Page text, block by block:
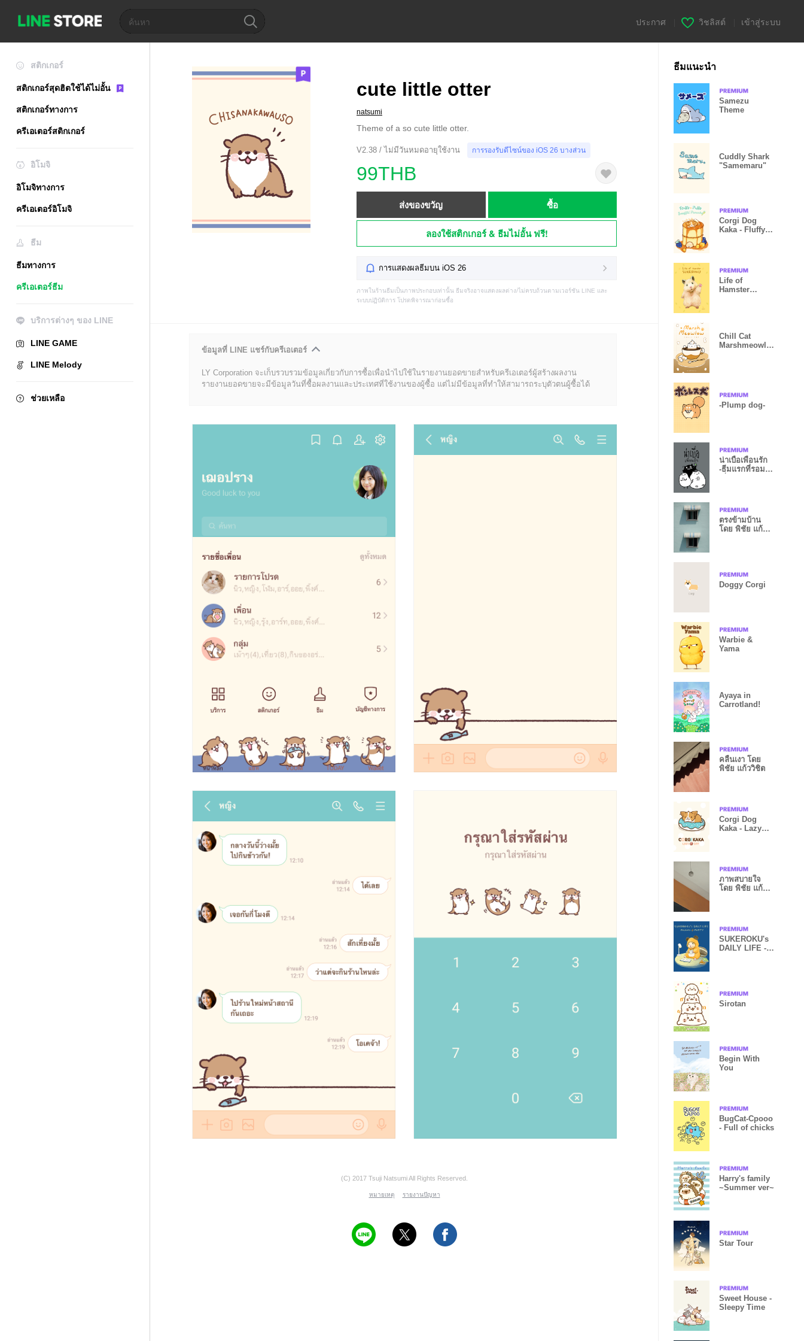
ประกาศ วิชลิสต์ เข้าสู่ระบบ
สติกเกอร์
สติกเกอร์สุดฮิตใช้ได้ไม่อั้น
สติกเกอร์ทางการ
ครีเอเตอร์สติกเกอร์
อิโมจิ
อิโมจิทางการ
ครีเอเตอร์อิโมจิ
ธีม
ธีมทางการ
ครีเอเตอร์ธีม
บริการต่างๆ ของ LINE
LINE GAME
LINE Melody
ช่วยเหลือ
cute little otter
natsumi
Theme of a so cute little otter.
V2.38 / ไม่มีวันหมดอายุใช้งาน การรองรับดีไซน์ของ iOS 26 บางส่วน
99THB
ส่งของขวัญ ซื้อ
ลองใช้สติกเกอร์ & ธีมไม่อั้น ฟรี!
การแสดงผลธีมบน iOS 26
ภาพในร้านธีมเป็นภาพประกอบเท่านั้น ธีมจริงอาจแสดงผลต่าง/ไม่ครบถ้วนตามเวอร์ชัน LINE และ
ระบบปฏิบัติการ โปรดพิจารณาก่อนซื้อ
ข้อมูลที่ LINE แชร์กับครีเอเตอร์
LY Corporation จะเก็บรวบรวมข้อมูลเกี่ยวกับการซื้อเพื่อนำไปใช้ในรายงานยอดขายสำหรับครีเอเตอร์ผู้สร้างผลงาน
รายงานยอดขายจะมีข้อมูลวันที่ซื้อผลงานและประเทศที่ใช้งานของผู้ซื้อ แต่ไม่มีข้อมูลที่ทำให้สามารถระบุตัวตนผู้ซื้อได้
(C) 2017 Tsuji Natsumi All Rights Reserved.
หมายเหตุ รายงานปัญหา
ธีมแนะนำ
Samezu
Theme
Cuddly Shark
"Samemaru"
Corgi Dog
Kaka - Fluffy &
Life of
Hamster
Chill Cat
Marshmeowlo
-Plump dog-
น่าเบื่อเพื่อนรัก
-ธีมแรกที่รอมา
ตรงข้ามบ้าน
โดย พิชัย แก้ว
Doggy Corgi
Warbie &
Yama
Ayaya in
Carrotland!
คลื่นเงา โดย
พิชัย แก้ววิชิต
Corgi Dog
Kaka - Lazy
ภาพสบายใจ
โดย พิชัย แก้ว
SUKEROKU's
DAILY LIFE -
Sirotan
Begin With
You
BugCat-Cpooo
- Full of chicks
Harry's family
~Summer ver~
Star Tour
Sweet House -
Sleepy Time